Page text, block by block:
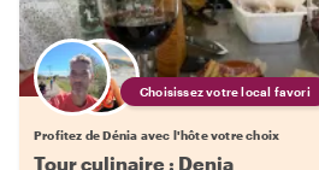
Choisissez votre local favori
Profitez de Dénia avec l'hôte votre choix
Tour culinaire : Denia